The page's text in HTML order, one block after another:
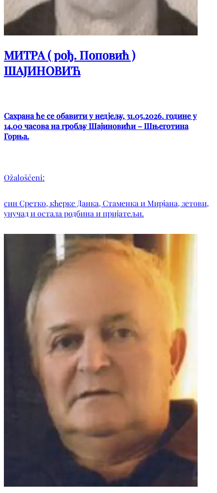
МИТРА ( рођ. Поповић )
ШАЈИНОВИЋ
Сахрана ће се обавити у недјељу, 31.05.2026. године у
14.00 часова на гробљу Шајиновићи – Шњеготина
Горња.
Ožalošćeni:
син Сретко, кћерке Данка, Стаменка и Мирјана, зетови,
унучад и остала родбина и пријатељи.